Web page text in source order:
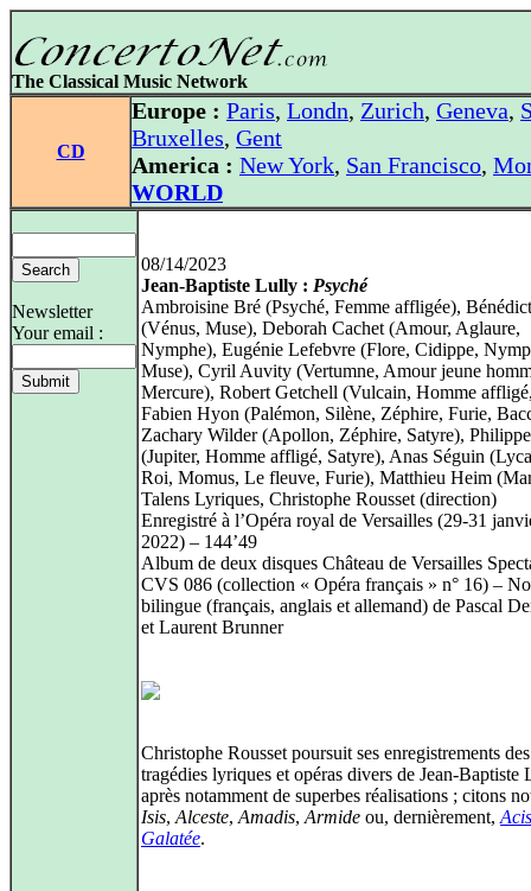
The Classical Music Network
CD
Europe : Paris, Londn, Zurich, Geneva,
Bruxelles, Gent
America : New York, San Francisco,
WORLD
Newsletter
Your email :
08/14/2023
Jean-Baptiste Lully : Psyché
Ambroisine Bré (Psyché, Femme affligée),
(Vénus, Muse), Deborah Cachet (Amour, Aglaure,
Nymphe), Eugénie Lefebvre (Flore, Cidippe,
Muse), Cyril Auvity (Vertumne, Amour jeune
Mercure), Robert Getchell (Vulcain, Homme
Fabien Hyon (Palémon, Silène, Zéphire, Furie,
Zachary Wilder (Apollon, Zéphire, Satyre),
(Jupiter, Homme affligé, Satyre), Anas Séguin
Roi, Momus, Le fleuve, Furie), Matthieu Heim
Talens Lyriques, Christophe Rousset (direction)
Enregistré à l’Opéra royal de Versailles (29‑31
2022) – 144’49
Album de deux disques Château de Versailles
CVS 086 (collection « Opéra français » n° 16) –
bilingue (français, anglais et allemand) de Pascal
et Laurent Brunner
Christophe Rousset poursuit ses enregistrements des
tragédies lyriques et opéras divers de Jean‑Baptiste
après notamment de superbes réalisations ; citons
Isis, Alceste, Amadis, Armide ou, dernièrement,
Galatée.